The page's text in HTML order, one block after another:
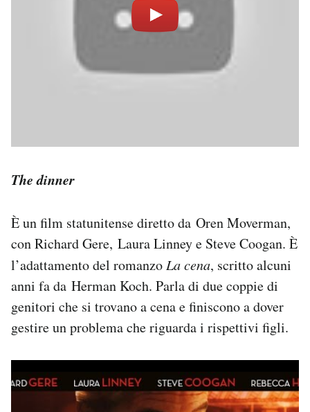
The dinner
È un film statunitense diretto da Oren Moverman,
con Richard Gere, Laura Linney e Steve Coogan. È
l’adattamento del romanzoLa cena, scritto alcuni
anni fa da Herman Koch. Parla di due coppie di
genitori che si trovano a cena e finiscono a dover
gestire un problema che riguarda i rispettivi figli.